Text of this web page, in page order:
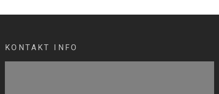
KONTAKT INFO